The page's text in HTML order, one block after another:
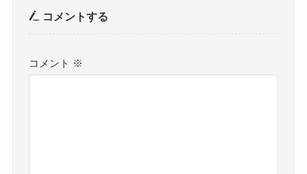
コメントする
コメント ※